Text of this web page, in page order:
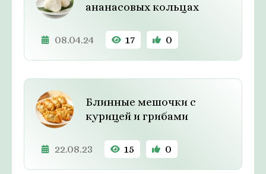
ананасовых кольцах
08.04.24 17 0
Блинные мешочки с
курицей и грибами
22.08.23 15 0